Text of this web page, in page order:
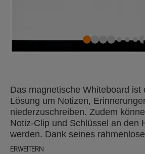
Das magnetische Whiteboard ist
Lösung um Notizen,
niederzuschreiben. Zudem
Notiz-Clip und Schlüssel an den
werden. Dank seines
es in jedes Büro oder zu Hause.
ERWEITERN